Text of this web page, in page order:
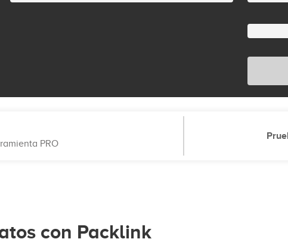
PRO
con Packlink